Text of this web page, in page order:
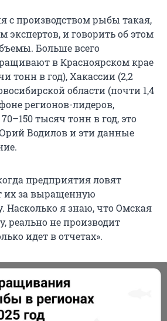
с производством рыбы такая,
экспертов, и говорить об этом
Больше всего
в Красноярском крае
тонн в год), Хакассии (2,2
области (почти 1,4
регионов-лидеров,
тысяч тонн в год, это
Водилов и эти данные
предприятия ловят
их за выращенную
Насколько я знаю, что Омская
реально не производит
идет в отчетах».